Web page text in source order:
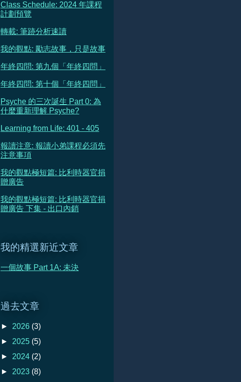
Class Schedule: 2024 年課程
計劃預覽
轉載: 筆跡分析速讀
我的觀點: 勵志故事，只是故事
年終四問: 第九個「年終四問」
年終四問: 第十個「年終四問」
Psyche 的三次誕生 Part 0: 為
什麼重新理解 Psyche?
Learning from Life: 401 - 405
報讀注意: 報讀小弟課程必須先
注意事項
我的觀點極短篇: 比利時器官捐
贈廣告
我的觀點極短篇: 比利時器官捐
贈廣告 下集 - 出口內銷
我的精選新近文章
一個故事 Part 1A: 未決
過去文章
► 2026 (3)
► 2025 (5)
► 2024 (2)
► 2023 (8)